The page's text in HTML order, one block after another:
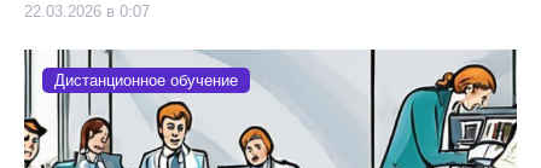
22.03.2026 в 0:07
Дистанционное обучение